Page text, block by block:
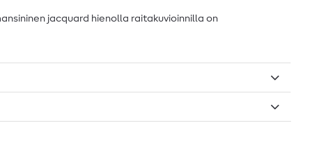
jacquard hienolla raitakuvioinnilla on